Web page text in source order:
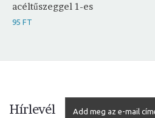
acéltűszeggel 1-es
95 FT
Hírlevél